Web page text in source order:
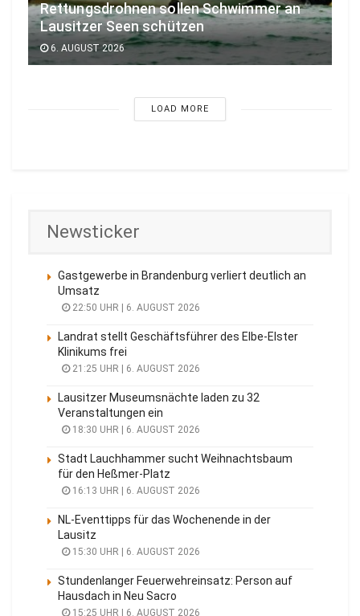
Rettungsdrohnen sollen Schwimmer an
Lausitzer Seen schützen
6. AUGUST 2026
LOAD MORE
Newsticker
Gastgewerbe in Brandenburg verliert deutlich an
Umsatz
22:50 UHR | 6. AUGUST 2026
Landrat stellt Geschäftsführer des Elbe-Elster
Klinikums frei
21:25 UHR | 6. AUGUST 2026
Lausitzer Museumsnächte laden zu 32
Veranstaltungen ein
18:30 UHR | 6. AUGUST 2026
Stadt Lauchhammer sucht Weihnachtsbaum
für den Heßmer-Platz
16:13 UHR | 6. AUGUST 2026
NL-Eventtipps für das Wochenende in der
Lausitz
15:30 UHR | 6. AUGUST 2026
Stundenlanger Feuerwehreinsatz: Person auf
Hausdach in Neu Sacro
15:25 UHR | 6. AUGUST 2026